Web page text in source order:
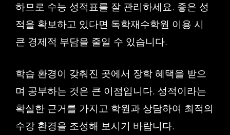
하므로 수능 성적표를 잘 관리하세요. 좋은 성
적을 확보하고 있다면 독학재수학원 이용 시
큰 경제적 부담을 줄일 수 있습니다.
학습 환경이 갖춰진 곳에서 장학 혜택을 받으
며 공부하는 것은 큰 이점입니다. 성적이라는
확실한 근거를 가지고 학원과 상담하여 최적의
수강 환경을 조성해 보시기 바랍니다.